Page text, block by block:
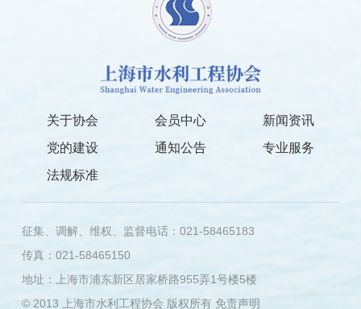
关于协会 会员中心
新闻资讯
党的建设
通知公告
专业服务
法规标准
征集、调解、维权、监督电话：021-58465183
传真：021-58465150
地址：上海市浦东新区居家桥路955弄1号楼5楼
© 2013 上海市水利工程协会 版权所有 免责声明